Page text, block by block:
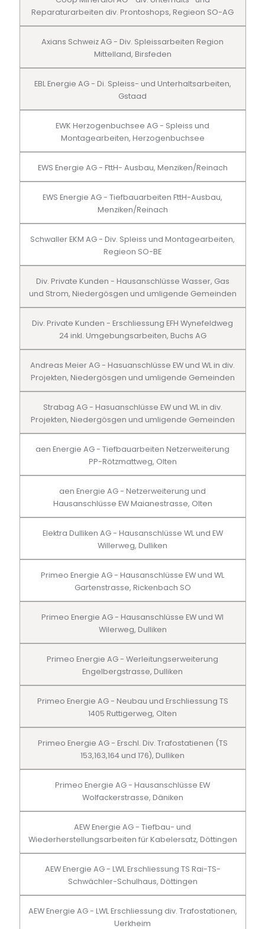
Reparaturarbeiten div. Prontoshops, Regieon SO-AG
Axians Schweiz AG - Div. Spleissarbeiten Region
Mittelland, Birsfeden
EBL Energie AG - Di. Spleiss- und Unterhaltsarbeiten,
Gstaad
EWK Herzogenbuchsee AG - Spleiss und
Montagearbeiten, Herzogenbuchsee
EWS Energie AG - FttH- Ausbau, Menziken/Reinach
EWS Energie AG - Tiefbauarbeiten FttH-Ausbau,
Menziken/Reinach
Schwaller EKM AG - Div. Spleiss und Montagearbeiten,
Regieon SO-BE
Div. Private Kunden - Hausanschlüsse Wasser, Gas
und Strom, Niedergösgen und umligende Gemeinden
Div. Private Kunden - Erschliessung EFH Wynefeldweg
24 inkl. Umgebungsarbeiten, Buchs AG
Andreas Meier AG - Hasuanschlüsse EW und WL in div.
Projekten, Niedergösgen und umligende Gemeinden
Strabag AG - Hasuanschlüsse EW und WL in div.
Projekten, Niedergösgen und umligende Gemeinden
aen Energie AG - Tiefbauarbeiten Netzerweiterung
PP-Rötzmattweg, Olten
aen Energie AG - Netzerweiterung und
Hausanschlüsse EW Maianestrasse, Olten
Elektra Dulliken AG - Hausanschlüsse WL und EW
Willerweg, Dulliken
Primeo Energie AG - Hausanschlüsse EW und WL
Gartenstrasse, Rickenbach SO
Primeo Energie AG - Hausanschlüsse EW und Wl
Wilerweg, Dulliken
Primeo Energie AG - Werleitungserweiterung
Engelbergstrasse, Dulliken
Primeo Energie AG - Neubau und Erschliessung TS
1405 Ruttigerweg, Olten
Primeo Energie AG - Erschl. Div. Trafostatienen (TS
153,163,164 und 176), Dulliken
Primeo Energie AG - Hausanschlüsse EW
Wolfackerstrasse, Däniken
AEW Energie AG - Tiefbau- und
Wiederherstellungsarbeiten für Kabelersatz, Döttingen
AEW Energie AG - LWL Erschliessung TS Rai-TS-
Schwächler-Schulhaus, Döttingen
AEW Energie AG - LWL Erschliessung div. Trafostationen,
Uerkheim